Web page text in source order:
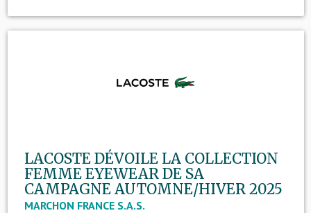
LACOSTE DÉVOILE LA COLLECTION
FEMME EYEWEAR DE SA
CAMPAGNE AUTOMNE/HIVER 2025
MARCHON FRANCE S.A.S.